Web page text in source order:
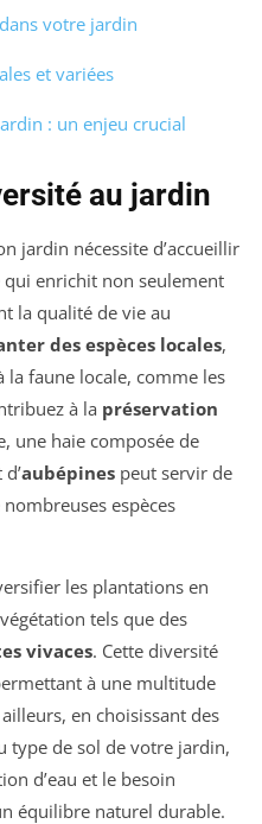
votre jardin
et variées
: un enjeu crucial
au jardin
jardin nécessite d’accueillir
qui enrichit non seulement
la qualité de vie au
des espèces locales,
la faune locale, comme les
à la préservation
une haie composée de
d’aubépines peut servir de
espèces
les plantations en
tels que des
vivaces. Cette diversité
à une multitude
en choisissant des
type de sol de votre jardin,
d’eau et le besoin
équilibre naturel durable.